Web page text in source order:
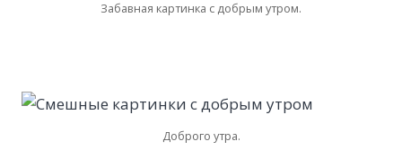
Забавная картинка с добрым утром.
Доброго утра.